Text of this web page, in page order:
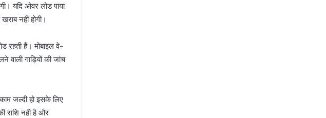
यदि ओवर लोड पाया
नहीं होगी।
रहती हैं। मोबाइल वे-
वाली गाड़ियों की जांच
जल्दी हो इसके लिए
राशि नही है और